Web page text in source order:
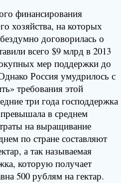
финансирования
хозяйства, на которых
договорилась о
всего $9 млрд в 2013
мер поддержки до
Россия умудрилось с
требования этой
три года господдержка
превышала в среднем
на выращивание
по стране составляют
а так называемая
которую получает
500 рублям на гектар.